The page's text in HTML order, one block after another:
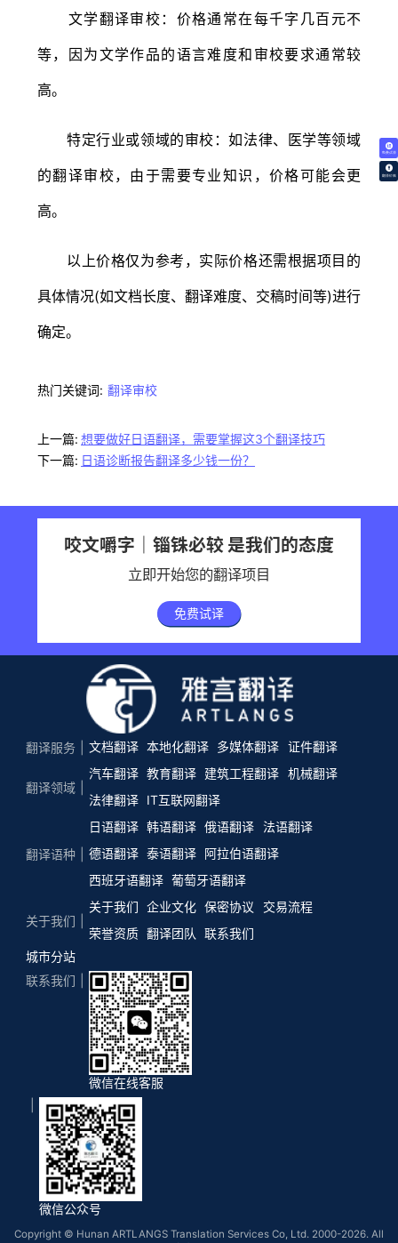
免费试译
翻译价格
文学翻译审校：价格通常在每千字几百元不
等，因为文学作品的语言难度和审校要求通常较
高。
特定行业或领域的审校：如法律、医学等领域
的翻译审校，由于需要专业知识，价格可能会更
高。
以上价格仅为参考，实际价格还需根据项目的
具体情况(如文档长度、翻译难度、交稿时间等)进行
确定。
热门关键词: 翻译审校
上一篇: 想要做好日语翻译，需要掌握这3个翻译技巧
下一篇: 日语诊断报告翻译多少钱一份？
咬文嚼字｜锱铢必较 是我们的态度
立即开始您的翻译项目
免费试译
翻译服务 文档翻译 本地化翻译 多媒体翻译 证件翻译
翻译领域
汽车翻译 教育翻译 建筑工程翻译 机械翻译
法律翻译
IT互联网翻译
翻译语种
日语翻译 韩语翻译 俄语翻译
法语翻译
德语翻译 泰语翻译 阿拉伯语翻译
西班牙语翻译 葡萄牙语翻译
关于我们
关于我们 企业文化 保密协议
交易流程
荣誉资质 翻译团队
联系我们
城市分站
联系我们
微信在线客服
微信公众号
Copyright © Hunan ARTLANGS Translation Services Co, Ltd. 2000-2026. All